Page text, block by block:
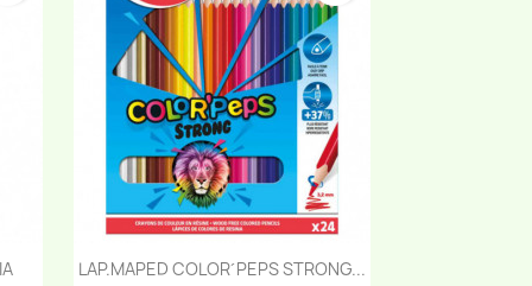
LAP.MAPED COLOR´PEPS STRONG...
Vista rápida